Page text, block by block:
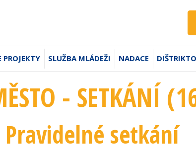
PROJEKTY SLUŽBA MLÁDEŽI NADACE
- SETKÁNÍ
Pravidelné setkání